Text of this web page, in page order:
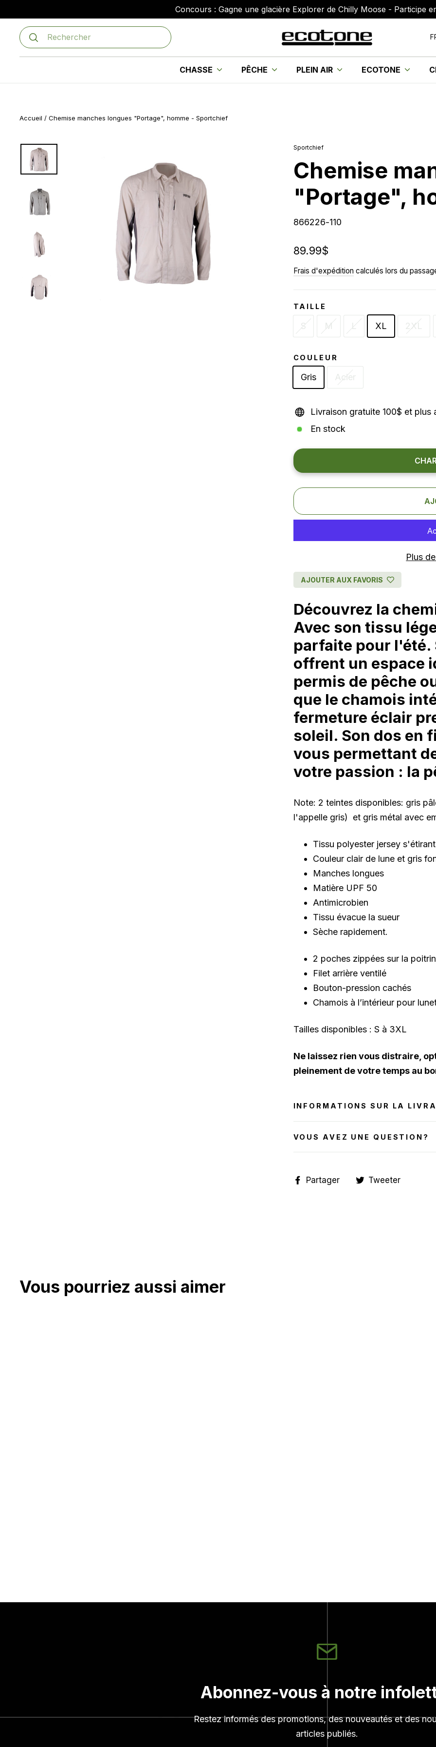
au
contenu
Concours : Gagne une glacière Explorer de Chilly Moose - Participe
Recherche
CHASSE PÊCHE PLEIN AIR ECOTONE
Accueil / Chemise manches longues "Portage", homme - Sportchief
Sportchief
Chemise
"Portage",
866226-110
Prix
89.99$
Frais d'expédition calculés lors du
TAILLE
S M L XL 2XL
COULEUR
Gris Acier
Livraison gratuite 100$ et
En stock
Plus
AJOUTER AUX FAVORIS
Découvrez la
Avec son tissu
parfaite pour l'été.
offrent un espace
permis de pêche
que le chamois
fermeture éclair
soleil. Son dos en
vous permettant
votre passion : la
Note: 2 teintes disponibles: gris
l'appelle gris) et gris métal avec
Tissu polyester jersey
Couleur clair de lune et gris
Manches longues
Matière UPF 50
Antimicrobien
Tissu évacue la sueur
Sèche rapidement.
2 poches zippées sur la
Filet arrière ventilé
Bouton-pression cachés
Chamois à l’intérieur pour
Tailles disponibles : S à 3XL
Ne laissez rien vous distraire,
pleinement de votre temps au
INFORMATIONS SUR LA
VOUS AVEZ UNE QUESTION?
Partager
PartagerTweeter
Vous pourriez aussi aimer
Abonnez-vous à notre
Restez informés des promotions, des nouveautés et des
articles publiés.